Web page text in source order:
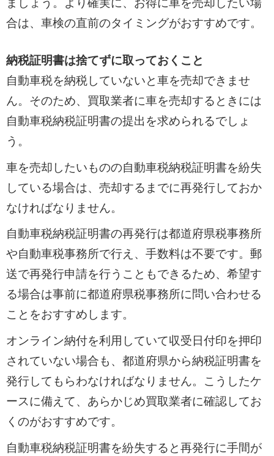
合は、車検の直前のタイミングがおすすめです。
納税証明書は捨てずに取っておくこと
自動車税を納税していないと車を売却できませ
ん。そのため、買取業者に車を売却するときには
自動車税納税証明書の提出を求められるでしょ
う。
車を売却したいものの自動車税納税証明書を紛失
している場合は、売却するまでに再発行しておか
なければなりません。
自動車税納税証明書の再発行は都道府県税事務所
や自動車税事務所で行え、手数料は不要です。郵
送で再発行申請を行うこともできるため、希望す
る場合は事前に都道府県税事務所に問い合わせる
ことをおすすめします。
オンライン納付を利用していて収受日付印を押印
されていない場合も、都道府県から納税証明書を
発行してもらわなければなりません。こうしたケ
ースに備えて、あらかじめ買取業者に確認してお
くのがおすすめです。
自動車税納税証明書を紛失すると再発行に手間が